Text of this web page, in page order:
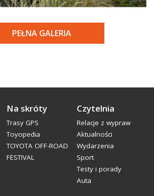
PEŁNA GALERIA
Na skróty
Trasy GPS
Toyopedia
TOYOTA OFF-ROAD
FESTIVAL
Czytelnia
Relacje z wypraw
Aktualności
Wydarzenia
Sport
Testy i porady
Auta